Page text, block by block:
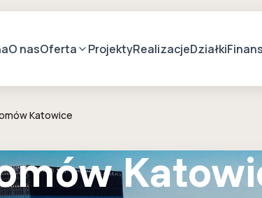
O nasOferta ProjektyRealizacjeDziałki
Katowice